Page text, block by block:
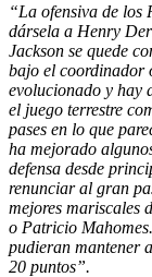
“La ofensiva de los
dársela a Henry
Jackson se quede
bajo el coordinador
evolucionado y hay
el juego terrestre
pases en lo que
ha mejorado
defensa desde
renunciar al gran
mejores mariscales
o Patricio Mahomes
pudieran mantener
20 puntos”.